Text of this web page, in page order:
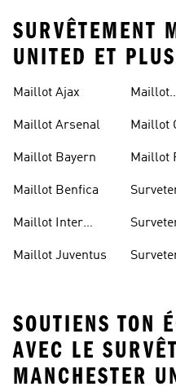
SURVÊTEMENT
UNITED ET
Maillot Ajax
Maillot Arsenal
Maillot Bayern
Maillot Benfica
Maillot Inter
Maillot Juventus
Maillot
United
Maillot
Maillot
SOUTIENS TON
AVEC LE
MANCHESTER